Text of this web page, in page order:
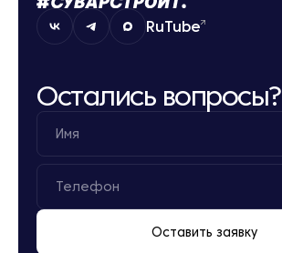
RuTube
Остались вопросы?
Оставить заявку